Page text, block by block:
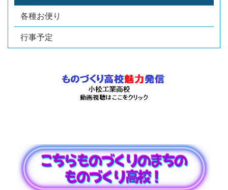
各種お便り
行事予定